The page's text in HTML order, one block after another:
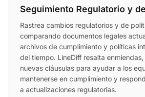
Seguimiento Regulatorio y
Rastrea cambios regulatorios y de
comparando documentos legales
archivos de cumplimiento y políticas
del tiempo. LineDiff resalta
nuevas cláusulas para ayudar a los
mantenerse en cumplimiento y
a actualizaciones regulatorias.